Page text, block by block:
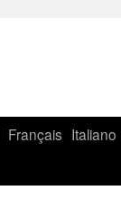
Français Italiano